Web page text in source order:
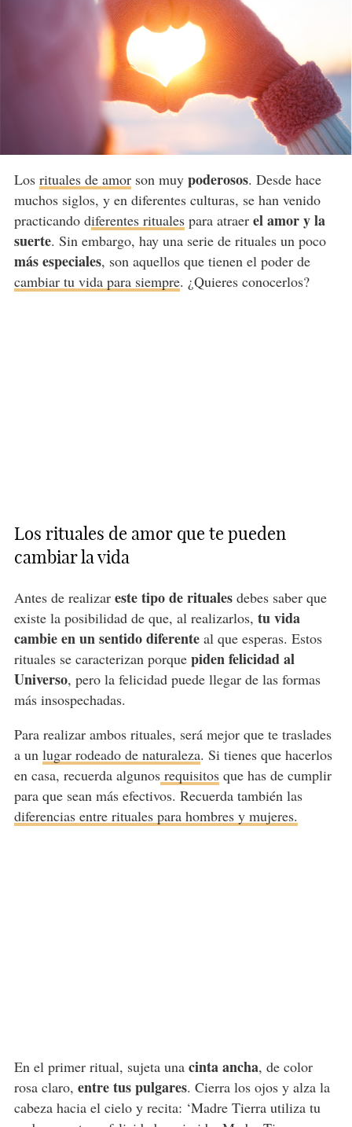
Los rituales de amorson muy poderosos. Desde hace
muchos siglos, y en diferentes culturas, se han venido
practicando diferentes ritualespara atraerel amor y la
suerte. Sin embargo, hay una serie de rituales un poco
más especiales, son aquellos que tienen el poder de
cambiar tu vida para siempre. ¿Quieres conocerlos?
Los rituales de amor que te pueden
cambiar la vida
Antes de realizar este tipo de ritualesdebes saber que
existe la posibilidad de que, al realizarlos, tu vida
cambie en un sentido diferenteal que esperas. Estos
rituales se caracterizan porquepiden felicidad al
Universo, pero la felicidad puede llegar de las formas
más insospechadas.
Para realizar ambos rituales, será mejor que te traslades
a un lugar rodeado de naturaleza. Si tienes que hacerlos
en casa, recuerda algunosrequisitosque has de cumplir
para que sean más efectivos. Recuerda también las
diferencias entre rituales para hombres y mujeres.
En el primer ritual, sujeta una cinta ancha, de color
rosa claro, entre tus pulgares. Cierra los ojos y alza la
cabeza hacia el cielo y recita: ‘Madre Tierra utiliza tu